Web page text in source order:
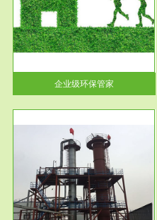
企业级环保管家
固体危险废物处理
固体废物解释：固体废物是指人
们在生产建设、日常生活和其他
活动中...
服务范围
市政固废处理
蔚蓝生态环境科技所从事的市政